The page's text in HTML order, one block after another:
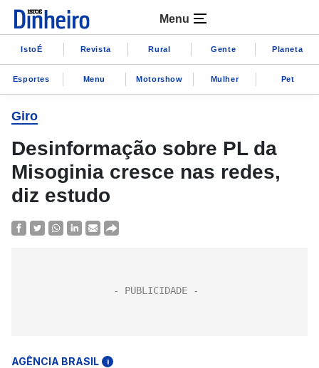
Menu
IstoÉ Revista Rural Gente Planeta
Esportes Menu Motorshow Mulher Pet
Giro
Desinformação sobre PL da
Misoginia cresce nas redes,
diz estudo
AGÊNCIA BRASIL i